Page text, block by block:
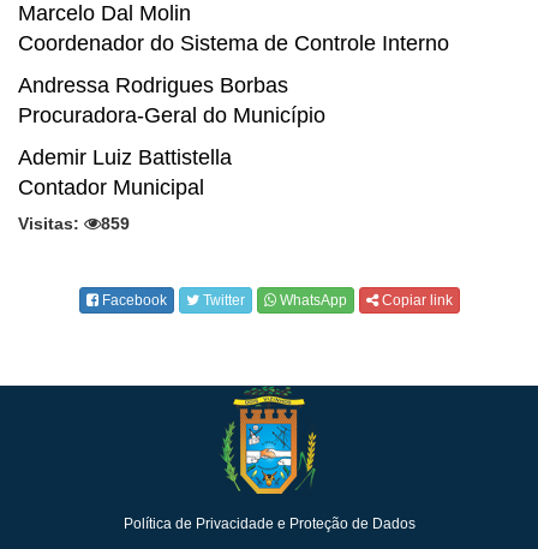
Marcelo Dal Molin
Coordenador do Sistema de Controle Interno
Andressa Rodrigues Borbas
Procuradora-Geral do Município
Ademir Luiz Battistella
Contador Municipal
Visitas: 859
Facebook Twitter WhatsApp Copiar link
Política de Privacidade e Proteção de Dados